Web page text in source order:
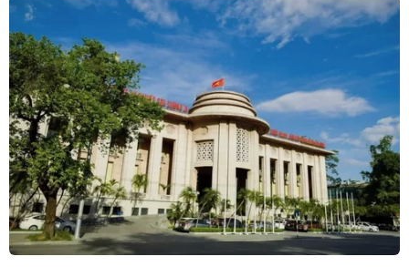
mắc bệnh hiểm nghèo không lỡ cơ
hội học tập và điều trị
30/07/2026 13:53
Xem thêm